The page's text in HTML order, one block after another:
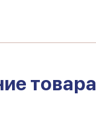
товара